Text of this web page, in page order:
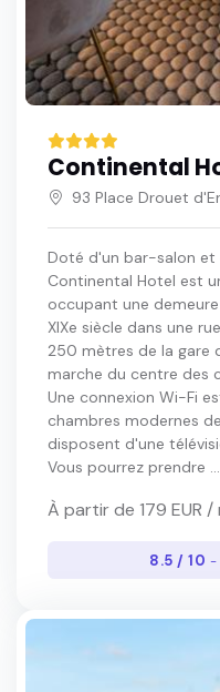
Continental
93 Place Drouet
Doté d'un bar-salon et
Continental Hotel est
occupant une
XIXe siècle dans une
250 mètres de la gare
marche du centre des
Une connexion Wi-Fi
chambres modernes
disposent d'une
Vous pourrez prendre ...
À partir de 179 EUR /
8.5 / 10 -